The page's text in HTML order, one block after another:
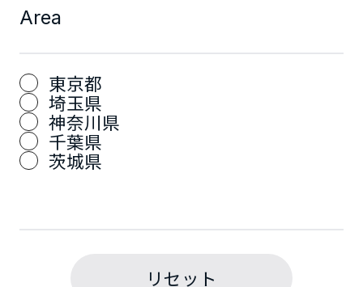
Area
東京都
埼玉県
神奈川県
千葉県
茨城県
リセット